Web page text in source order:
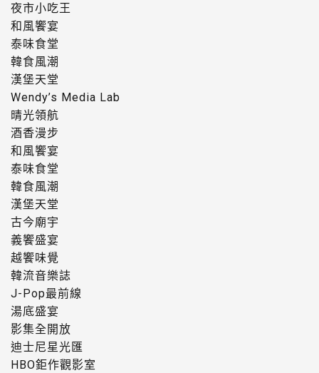
夜市小吃王
和風饗宴
泰味食堂
韓食風潮
漢堡天堂
Wendy’s Media Lab
晴光領航
酒香漫步
和風饗宴
泰味食堂
韓食風潮
漢堡天堂
古今廟宇
義饗盛宴
越饗味覺
韓流音樂誌
J-Pop最前線
湯底盛宴
影集全開放
迪士尼星光匯
HBO鉅作觀影室